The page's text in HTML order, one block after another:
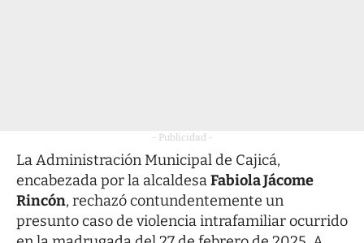
- Publicidad -
La Administración Municipal de Cajicá,
encabezada por la alcaldesaFabiola Jácome
Rincón, rechazó contundentemente un
presunto caso de violencia intrafamiliar ocurrido